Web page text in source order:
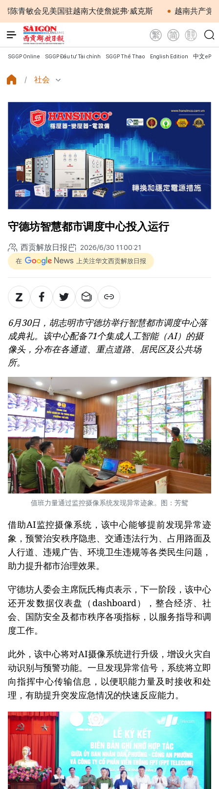
见美国驻越南大使詹妮弗·威克斯 越南共产党中央总书
SGGP Online SGGP Đầu tư Tài chính SGGP Thể Thao English Edition 中文
社会
守德坊智慧都市调度中心投入运行
西贡解放日报 2026/6/30 11:00:21
在 上关注华文西贡解放日报
6月30日，胡志明市守德坊举行智慧都市调度中心落
成典礼。该中心配备71个集成人工智能（AI）的摄
像头，分布在各通道、重点道路、居民区及公共场
所。
值班力量通过监控摄像系统发现异常迹象。图：芳鸳
借助AI监控摄像系统，该中心能够提前发现异常迹
象，预警治安秩序隐患、交通违法行为、占用路面及
人行道、违规广告、环境卫生违规等各类民生问题，
助力提升都市治理效果。
守德坊人委会主席阮氏梅贞表示，下一阶段，该中心
还开发数据仪表盘（dashboard），整合经济、社
会、国防安全及都市秩序各项指标，以服务指导和调
度工作。
此外，该中心将对AI摄像系统进行升级，增设火灾自
动识别与预警功能。一旦发现异常信号，系统将立即
向指挥中心传输信息，以便职能力量及时接收和处
理，有助提升突发应急情况的快速反应能力。